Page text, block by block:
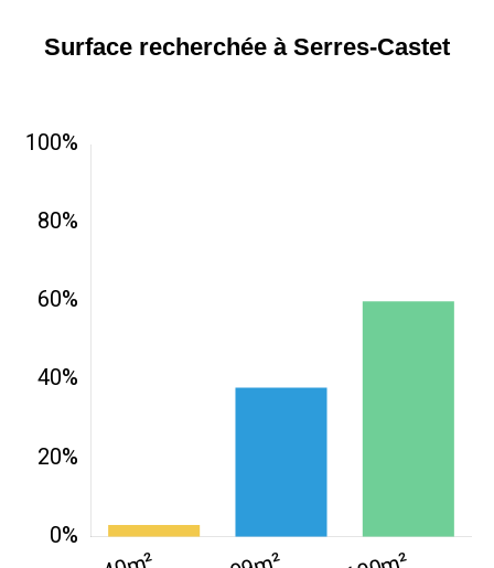
Surface recherchée à Serres-Castet